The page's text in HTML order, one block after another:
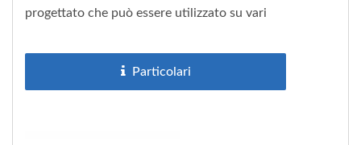
progettato che può essere utilizzato su vari
Particolari